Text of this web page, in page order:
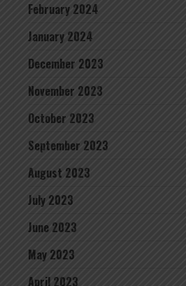
February 2024
January 2024
December 2023
November 2023
October 2023
September 2023
August 2023
July 2023
June 2023
May 2023
April 2023